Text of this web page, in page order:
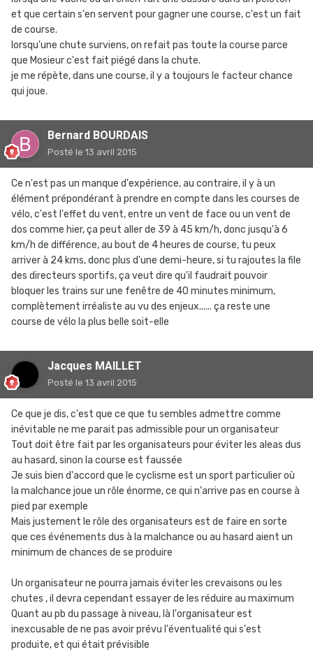
et que certain s'en servent pour gagner une course, c'est un fait
de course.
lorsqu'une chute surviens, on refait pas toute la course parce
que Mosieur c'est fait piégé dans la chute.
je me répète, dans une course, il y a toujours le facteur chance
qui joue.
Bernard BOURDAIS
Posté le 13 avril 2015
Ce n'est pas un manque d'expérience, au contraire, il y à un
élément prépondérant à prendre en compte dans les courses de
vélo, c'est l'effet du vent, entre un vent de face ou un vent de
dos comme hier, ça peut aller de 39 à 45 km/h, donc jusqu'à 6
km/h de différence, au bout de 4 heures de course, tu peux
arriver à 24 kms, donc plus d'une demi-heure, si tu rajoutes la file
des directeurs sportifs, ça veut dire qu'il faudrait pouvoir
bloquer les trains sur une fenêtre de 40 minutes minimum,
complètement irréaliste au vu des enjeux...... ça reste une
course de vélo la plus belle soit-elle
Jacques MAILLET
Posté le 13 avril 2015
Ce que je dis, c'est que ce que tu sembles admettre comme
inévitable ne me parait pas admissible pour un organisateur
Tout doit être fait par les organisateurs pour éviter les aleas dus
au hasard, sinon la course est faussée
Je suis bien d'accord que le cyclisme est un sport particulier où
la malchance joue un rôle énorme, ce qui n'arrive pas en course à
pied par exemple
Mais justement le rôle des organisateurs est de faire en sorte
que ces événements dus à la malchance ou au hasard aient un
minimum de chances de se produire
Un organisateur ne pourra jamais éviter les crevaisons ou les
chutes , il devra cependant essayer de les réduire au maximum
Quant au pb du passage à niveau, là l'organisateur est
inexcusable de ne pas avoir prévu l'éventualité qui s'est
produite, et qui était prévisible